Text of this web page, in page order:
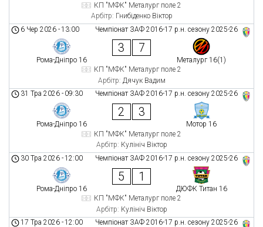
КП "МФК" Металург поле 2
Арбітр: Гнибіденко Віктор
Чемпіонат ЗАФ 2016-17 р.н. сезону 2025-26
6 Чер 2026 -13:00
Рома-Дніпро 16
3 7
Металург 16(1)
КП "МФК" Металург поле 2
Арбітр: Дячук Вадим
Чемпіонат ЗАФ 2016-17 р.н. сезону 2025-26
31 Тра 2026 - 09:30
Рома-Дніпро 16
2 3
Мотор 16
КП "МФК" Металург поле 2
Арбітр: Кулініч Віктор
Чемпіонат ЗАФ 2016-17 р.н. сезону 2025-26
30 Тра 2026 -12:00
Рома-Дніпро 16
5 1
ДЮФК Титан 16
КП "МФК" Металург поле 2
Арбітр: Кулініч Віктор
Чемпіонат ЗАФ 2016-17 р.н. сезону 2025-26
17 Тра 2026 -12:00